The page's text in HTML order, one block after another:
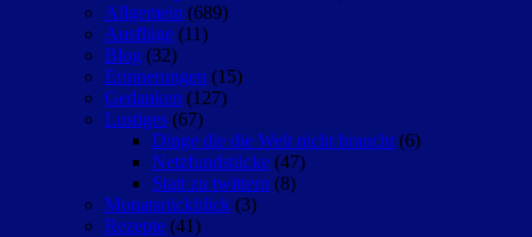
Allgemein (689)
Ausflüge (11)
Blog (32)
Erinnerungen (15)
Gedanken (127)
Lustiges (67)
Dinge die die Welt nicht braucht (6)
Netzfundstücke (47)
Statt zu twittern (8)
Monatsrückblick (3)
Rezepte (41)